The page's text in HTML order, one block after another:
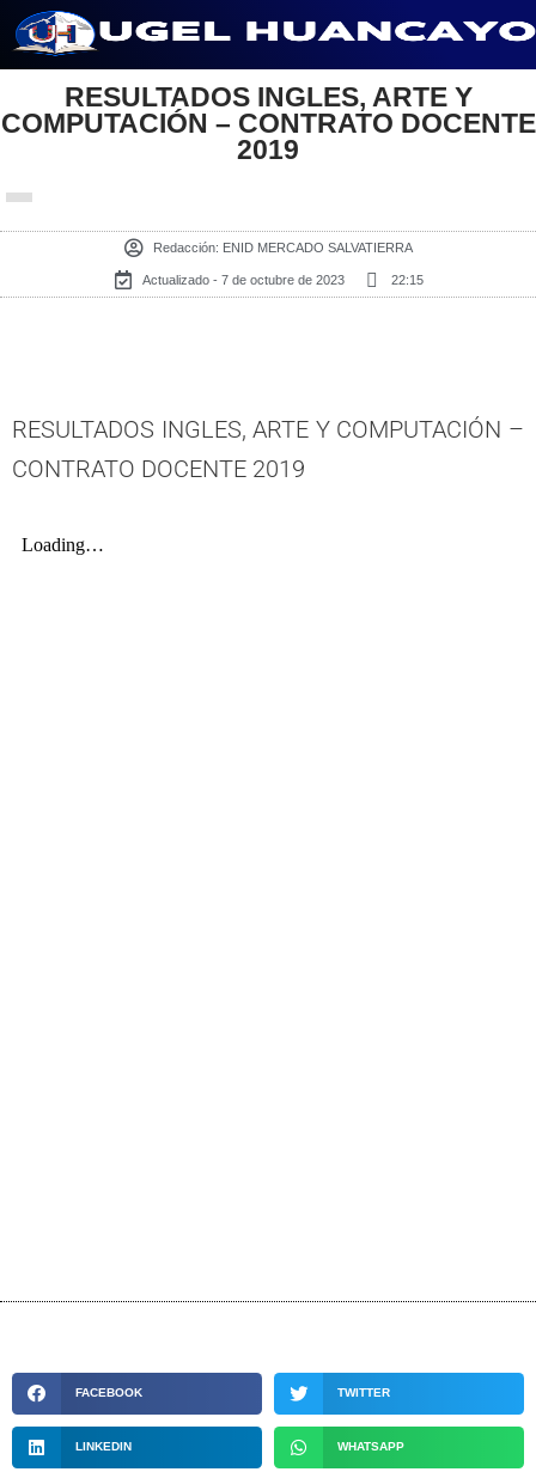
contenido
RESULTADOS INGLES, ARTE Y
COMPUTACIÓN – CONTRATO DOCENTE
2019
Redacción: ENID MERCADO SALVATIERRA
Actualizado - 7 de octubre de 2023 22:15
RESULTADOS INGLES, ARTE Y COMPUTACIÓN –
CONTRATO DOCENTE 2019
FACEBOOK TWITTER
LINKEDIN WHATSAPP